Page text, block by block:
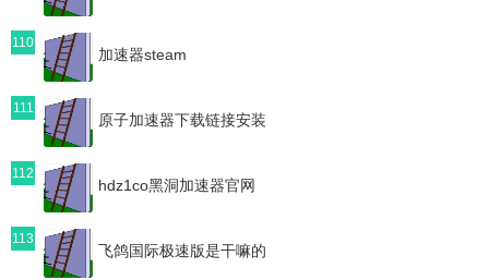
110
加速器steam
111
原子加速器下载链接安装
112
hdz1co黑洞加速器官网
113
飞鸽国际极速版是干嘛的